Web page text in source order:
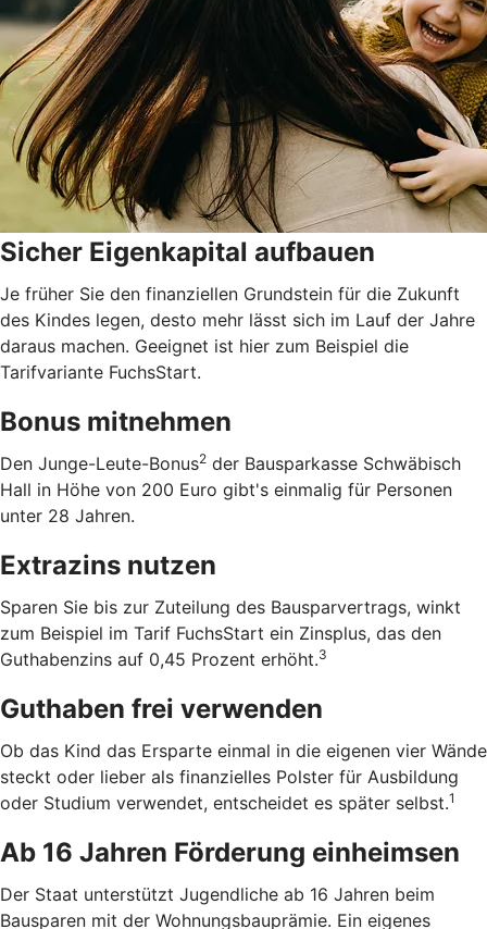
Sicher Eigenkapital aufbauen
Je früher Sie den finanziellen Grundstein für die Zukunft
des Kindes legen, desto mehr lässt sich im Lauf der Jahre
daraus machen. Geeignet ist hier zum Beispiel die
Tarifvariante FuchsStart.
Bonus mitnehmen
Den Junge-Leute-Bonus2 der Bausparkasse Schwäbisch
Hall in Höhe von 200 Euro gibt's einmalig für Personen
unter 28 Jahren.
Extrazins nutzen
Sparen Sie bis zur Zuteilung des Bausparvertrags, winkt
zum Beispiel im Tarif FuchsStart ein Zinsplus, das den
Guthabenzins auf 0,45 Prozent erhöht.3
Guthaben frei verwenden
Ob das Kind das Ersparte einmal in die eigenen vier Wände
steckt oder lieber als finanzielles Polster für Ausbildung
oder Studium verwendet, entscheidet es später selbst.1
Ab 16 Jahren Förderung einheimsen
Der Staat unterstützt Jugendliche ab 16 Jahren beim
Bausparen mit der Wohnungsbauprämie. Ein eigenes